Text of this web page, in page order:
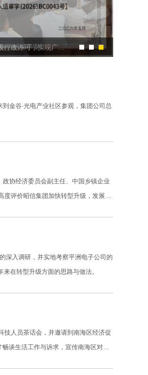
护航保平安
金谷·光电产业社区参观，集团公司总
协经济委员会副主任、中国乡镇企业
度评价昭信集团加快转型升级，发展高
深入调研，并实地考察平洲电子公司的
在转型升级方面的思路与做法。
技人员茶话会，并邀请到南海区经济促
谈生活工作与诉求，宣传南海区对科